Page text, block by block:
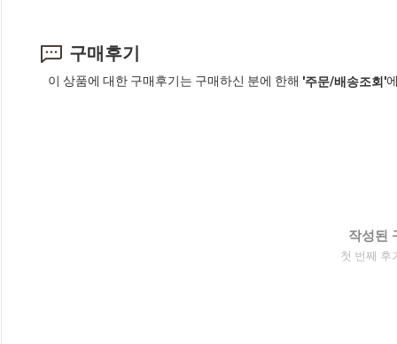
구매후기
이 상품에 대한 구매후기는 구매하신 분에 한해 '주문/배송조회'
작성된
첫 번째 후